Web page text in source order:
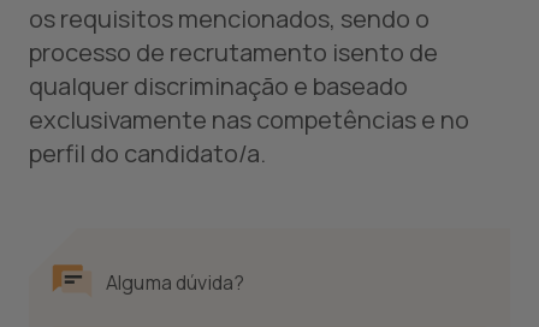
os requisitos mencionados, sendo o
processo de recrutamento isento de
qualquer discriminação e baseado
exclusivamente nas competências e no
perfil do candidato/a.
Alguma dúvida?